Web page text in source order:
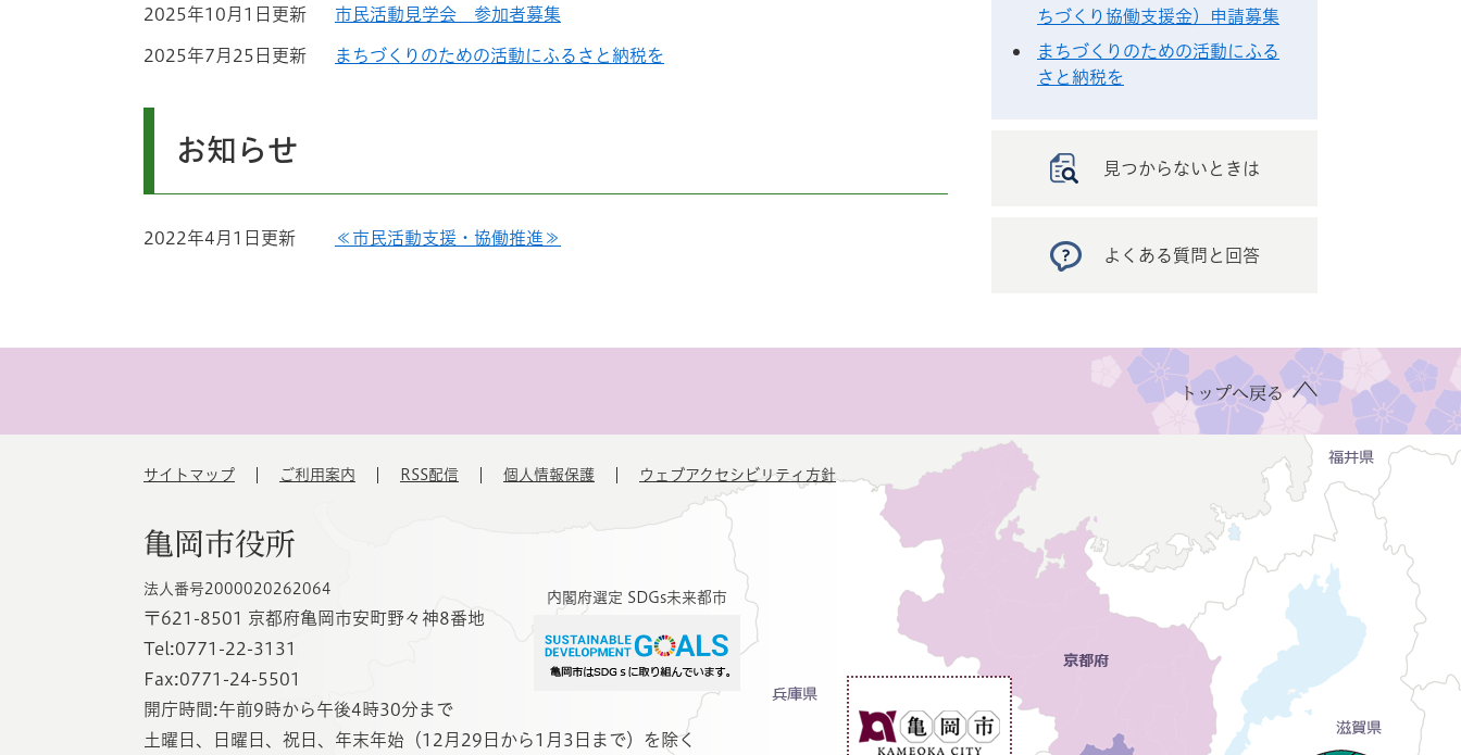
2025年10月1日更新 市民活動見学会 参加者募集
2025年7月25日更新 まちづくりのための活動にふるさと納税を
お知らせ
2022年4月1日更新 ≪市民活動支援・協働推進≫
ちづくり協働支援金）申請募集
まちづくりのための活動にふる
さと納税を
見つからないときは
よくある質問と回答
トップへ戻る
サイトマップ ご利用案内 RSS配信 個人情報保護 ウェブアクセシビリティ方針
亀岡市役所
法人番号2000020262064
〒621-8501 京都府亀岡市安町野々神8番地
Tel:0771-22-3131
Fax:0771-24-5501
開庁時間:午前9時から午後4時30分まで
土曜日、日曜日、祝日、年末年始（12月29日から1月3日まで）を除く
内閣府選定 SDGs未来都市